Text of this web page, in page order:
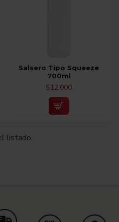
Salsero Tipo Squeeze
700ml
$12,000
listado.